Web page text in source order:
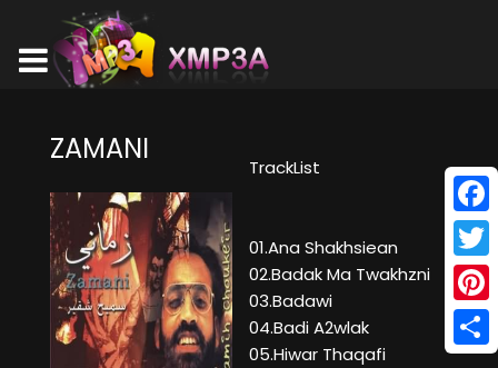
ZAMANI
TrackList
01.Ana Shakhsiean
02.Badak Ma Twakhzni
03.Badawi
04.Badi A2wlak
05.Hiwar Thaqafi